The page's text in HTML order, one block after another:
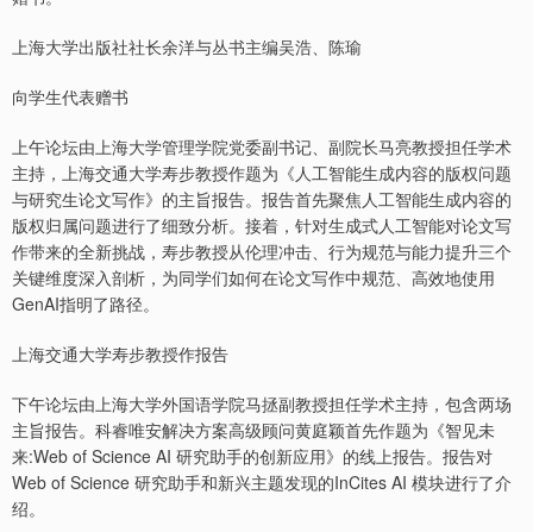
上海大学出版社社长余洋与丛书主编吴浩、陈瑜
向学生代表赠书
上午论坛由上海大学管理学院党委副书记、副院长马亮教授担任学术
主持，上海交通大学寿步教授作题为《人工智能生成内容的版权问题
与研究生论文写作》的主旨报告。报告首先聚焦人工智能生成内容的
版权归属问题进行了细致分析。接着，针对生成式人工智能对论文写
作带来的全新挑战，寿步教授从伦理冲击、行为规范与能力提升三个
关键维度深入剖析，为同学们如何在论文写作中规范、高效地使用
GenAI指明了路径。
上海交通大学寿步教授作报告
下午论坛由上海大学外国语学院马拯副教授担任学术主持，包含两场
主旨报告。科睿唯安解决方案高级顾问黄庭颖首先作题为《智见未
来:Web of Science AI 研究助手的创新应用》的线上报告。报告对
Web of Science 研究助手和新兴主题发现的InCites AI 模块进行了介
绍。